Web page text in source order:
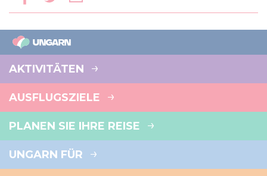
AKTIVITÄTEN
AUSFLUGSZIELE
PLANEN SIE IHRE REISE
UNGARN FÜR